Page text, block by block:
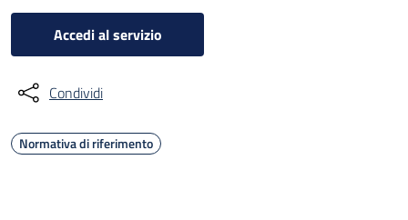
Accedi al servizio
Condividi
Normativa di riferimento